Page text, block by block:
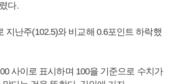
다.
지난주(102.5)와 비교해 0.6포인트 하락했
사이로 표시하며 100을 기준으로 수치가